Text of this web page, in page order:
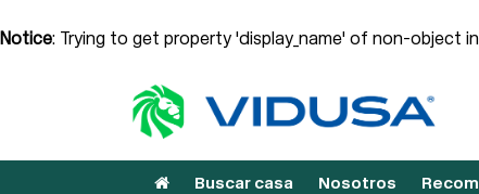
Notice: Trying to get property 'display_name' of non-object in
Buscar casa Nosotros